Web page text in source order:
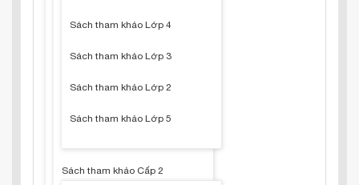
Sách tham khảo Lớp 4
Sách tham khảo Lớp 3
Sách tham khảo Lớp 2
Sách tham khảo Lớp 5
Sách tham khảo Cấp 2